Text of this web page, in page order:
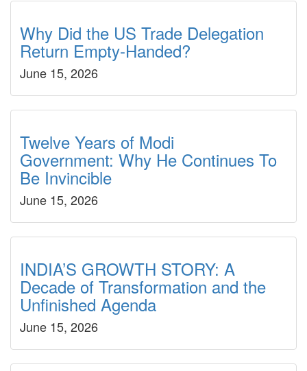
Why Did the US Trade Delegation
Return Empty-Handed?
June 15, 2026
Twelve Years of Modi
Government: Why He Continues To
Be Invincible
June 15, 2026
INDIA’S GROWTH STORY: A
Decade of Transformation and the
Unfinished Agenda
June 15, 2026